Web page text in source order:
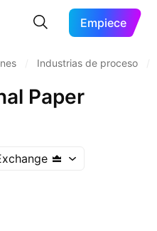
Empiece
Industrias de proceso
Paper